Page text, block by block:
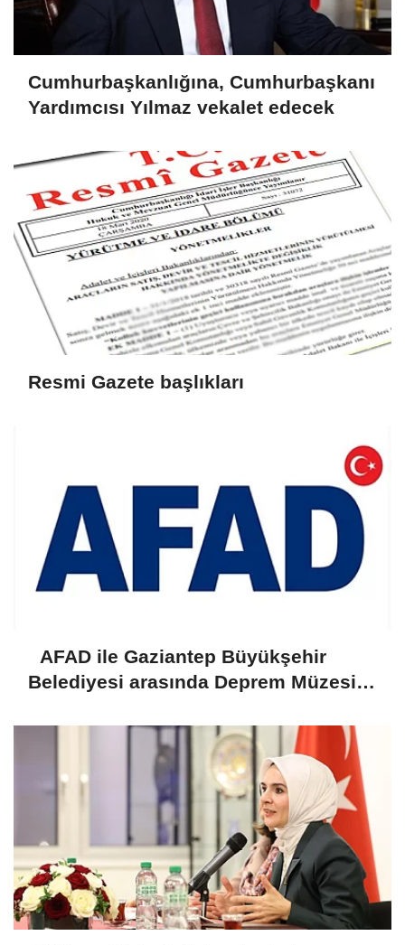
Cumhurbaşkanlığına, Cumhurbaşkanı
Yardımcısı Yılmaz vekalet edecek
Resmi Gazete başlıkları
AFAD ile Gaziantep Büyükşehir
Belediyesi arasında Deprem Müzesi